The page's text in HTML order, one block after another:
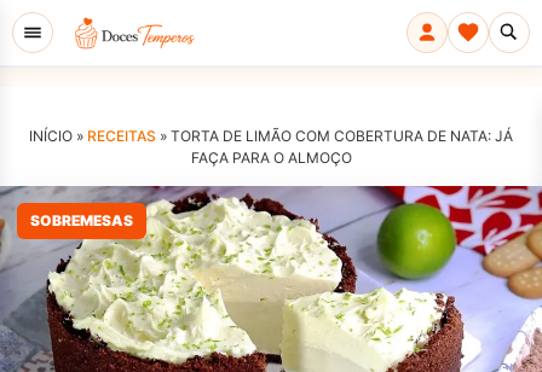
INÍCIO » RECEITAS » TORTA DE LIMÃO COM COBERTURA DE NATA: JÁ
FAÇA PARA O ALMOÇO
SOBREMESAS